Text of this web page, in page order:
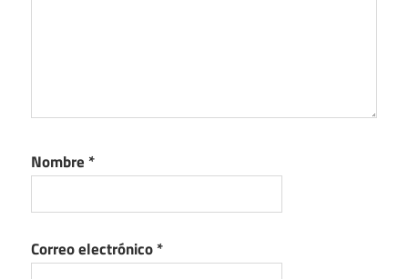
Nombre *
Correo electrónico*